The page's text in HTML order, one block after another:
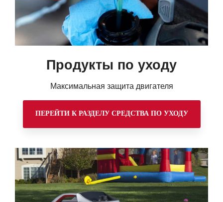
Продукты по уходу
Максимальная защита двигателя
ПЕРЕЙТИ К РАЗДЕЛУ СРЕДСТВА ПО УХОДУ